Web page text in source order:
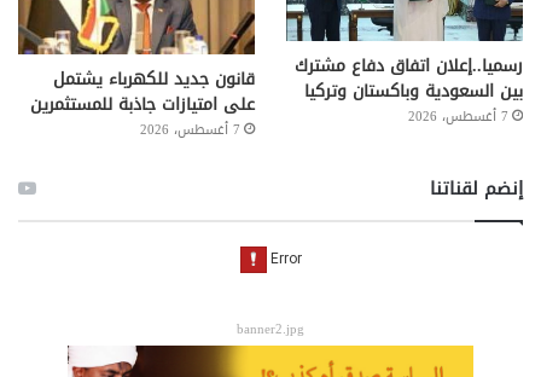
رسميا..إعلان اتفاق دفاع مشترك
بين السعودية وباكستان وتركيا
7 أغسطس، 2026
قانون جديد للكهرباء يشتمل
على امتيازات جاذبة للمستثمرين
7 أغسطس، 2026
إنضم لقناتنا
banner2.jpg